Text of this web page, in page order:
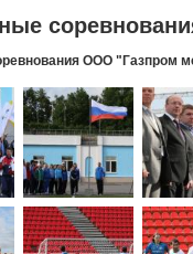
ООО "Газпром